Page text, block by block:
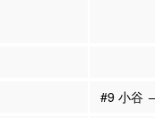
#9 小谷